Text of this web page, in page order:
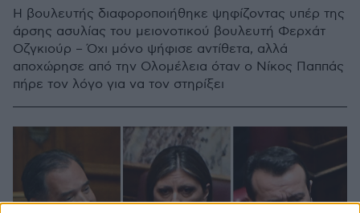
Η βουλευτής διαφοροποιήθηκε ψηφίζοντας υπέρ της
άρσης ασυλίας του μειονοτικού βουλευτή Φερχάτ
Οζγκιούρ – Όχι μόνο ψήφισε αντίθετα, αλλά
αποχώρησε από την Ολομέλεια όταν ο Νίκος Παππάς
πήρε τον λόγο για να τον στηρίξει